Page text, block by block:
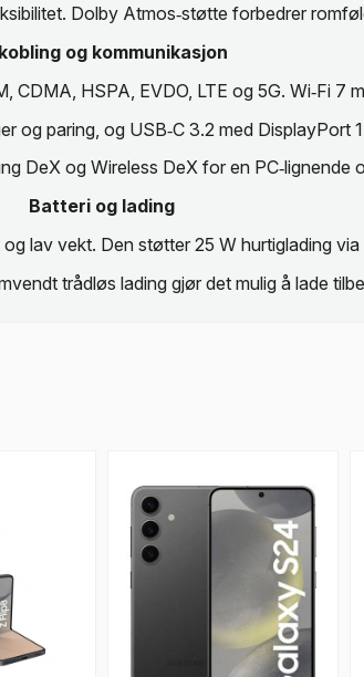
Dolby Atmos‑støtte forbedrer
og kommunikasjon
HSPA, EVDO, LTE og 5G. Wi‑Fi 7
og paring, og USB‑C 3.2 med DisplayPort
DeX og Wireless DeX for en PC‑lignende
Batteri og lading
lav vekt. Den støtter 25 W hurtiglading
trådløs lading gjør det mulig å lade